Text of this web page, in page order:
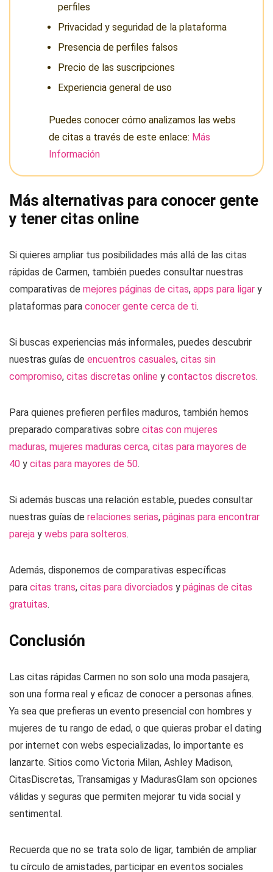
perfiles
Privacidad y seguridad de la plataforma
Presencia de perfiles falsos
Precio de las suscripciones
Experiencia general de uso
Puedes conocer cómo analizamos las webs
de citas a través de este enlace: Más
Información
Más alternativas para conocer gente
y tener citas online
Si quieres ampliar tus posibilidades más allá de las citas
rápidas de Carmen, también puedes consultar nuestras
comparativas de mejores páginas de citas, apps para ligar y
plataformas para conocer gente cerca de ti.
Si buscas experiencias más informales, puedes descubrir
nuestras guías de encuentros casuales, citas sin
compromiso, citas discretas online y contactos discretos.
Para quienes prefieren perfiles maduros, también hemos
preparado comparativas sobre citas con mujeres
maduras, mujeres maduras cerca, citas para mayores de
40 y citas para mayores de 50.
Si además buscas una relación estable, puedes consultar
nuestras guías de relaciones serias, páginas para encontrar
pareja y webs para solteros.
Además, disponemos de comparativas específicas
para citas trans, citas para divorciados y páginas de citas
gratuitas.
Conclusión
Las citas rápidas Carmen no son solo una moda pasajera,
son una forma real y eficaz de conocer a personas afines.
Ya sea que prefieras un evento presencial con hombres y
mujeres de tu rango de edad, o que quieras probar el dating
por internet con webs especializadas, lo importante es
lanzarte. Sitios como Victoria Milan, Ashley Madison,
CitasDiscretas, Transamigas y MadurasGlam son opciones
válidas y seguras que permiten mejorar tu vida social y
sentimental.
Recuerda que no se trata solo de ligar, también de ampliar
tu círculo de amistades, participar en eventos sociales